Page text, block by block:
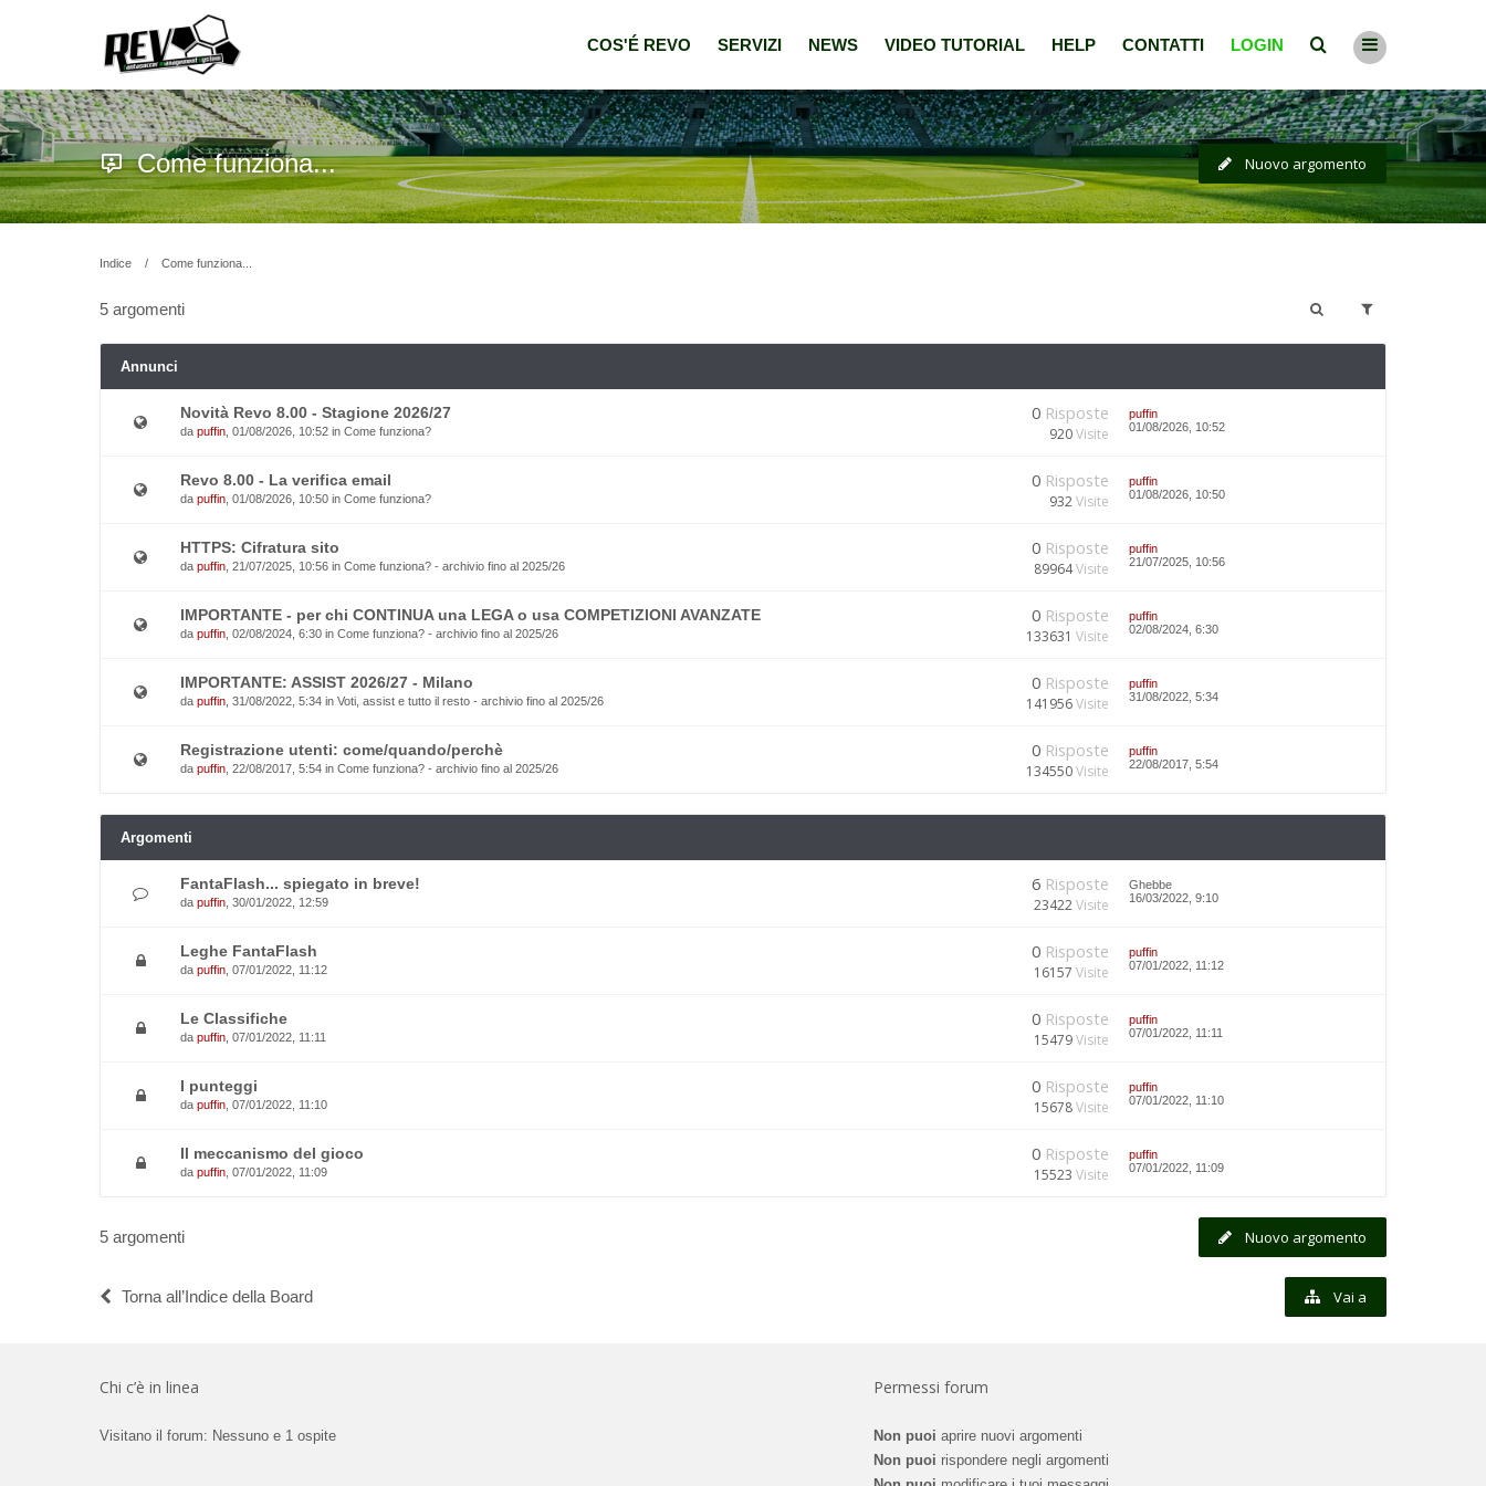
COS'É REVO SERVIZI NEWS VIDEO TUTORIAL HELP CONTATTI LOGIN
Come funziona... Nuovo argomento
Indice Come funziona...
5 argomenti
Annunci
Novità Revo 8.00 - Stagione 2026/27
da puffin , 01/08/2026, 10:52 in Come funziona?
0 Risposte
920Visite
puffin
01/08/2026, 10:52
Revo 8.00 - La verifica email
da puffin , 01/08/2026, 10:50 in Come funziona?
0 Risposte
932Visite
puffin
01/08/2026, 10:50
HTTPS: Cifratura sito
da puffin , 21/07/2025, 10:56 in Come funziona? - archivio fino al 2025/26
0 Risposte
89964Visite
puffin
21/07/2025, 10:56
IMPORTANTE - per chi CONTINUA una LEGA o usa COMPETIZIONI AVANZATE
da puffin , 02/08/2024, 6:30 in Come funziona? - archivio fino al 2025/26
0 Risposte
133631 Visite
puffin
02/08/2024, 6:30
IMPORTANTE: ASSIST 2026/27 - Milano
da puffin , 31/08/2022, 5:34 in Voti, assist e tutto il resto - archivio fino al 2025/26
0 Risposte
141956Visite
puffin
31/08/2022, 5:34
Registrazione utenti: come/quando/perchè
da puffin , 22/08/2017, 5:54 in Come funziona? - archivio fino al 2025/26
0 Risposte
134550Visite
puffin
22/08/2017, 5:54
Argomenti
FantaFlash... spiegato in breve!
da puffin , 30/01/2022, 12:59
6 Risposte
23422Visite
Ghebbe
16/03/2022, 9:10
Leghe FantaFlash
da puffin , 07/01/2022, 11:12
0 Risposte
16157 Visite
puffin
07/01/2022, 11:12
Le Classifiche
da puffin , 07/01/2022, 11:11
0 Risposte
15479Visite
puffin
07/01/2022, 11:11
I punteggi
da puffin , 07/01/2022, 11:10
0 Risposte
15678Visite
puffin
07/01/2022, 11:10
Il meccanismo del gioco
da puffin , 07/01/2022, 11:09
0 Risposte
15523 Visite
puffin
07/01/2022, 11:09
Nuovo argomento
5 argomenti
Torna all’Indice della Board Vai a
Permessi forum
Non puoi aprire nuovi argomenti
Non puoi rispondere negli argomenti
Chi c’è in linea
Visitano il forum: Nessuno e 1 ospite